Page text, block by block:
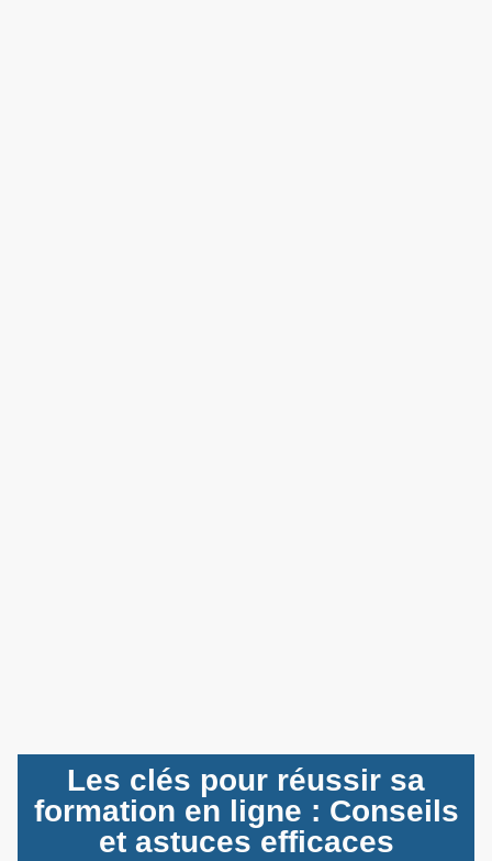
Les clés pour réussir sa
formation en ligne : Conseils
et astuces efficaces